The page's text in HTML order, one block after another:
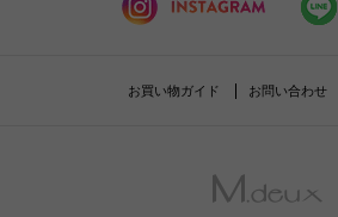
お買い物ガイド お問い合わせ